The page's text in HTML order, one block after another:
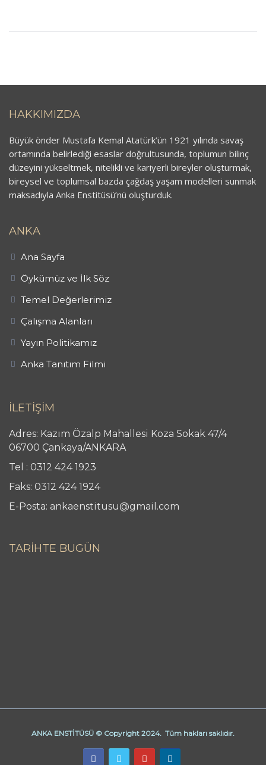
HAKKIMIZDA
Büyük önder Mustafa Kemal Atatürk’ün 1921 yılında savaş
ortamında belirlediği esaslar doğrultusunda, toplumun bilinç
düzeyini yükseltmek, nitelikli ve kariyerli bireyler oluşturmak,
bireysel ve toplumsal bazda çağdaş yaşam modelleri sunmak
maksadıyla Anka Enstitüsü’nü oluşturduk.
ANKA
Ana Sayfa
Öykümüz ve İlk Söz
Temel Değerlerimiz
Çalışma Alanları
Yayın Politikamız
Anka Tanıtım Filmi
İLETİŞİM
Adres: Kazım Özalp Mahallesi Koza Sokak 47/4
06700 Çankaya/ANKARA
Tel : 0312 424 1923
Faks: 0312 424 1924
E-Posta: ankaenstitusu@gmail.com
TARİHTE BUGÜN
ANKA ENSTİTÜSÜ © Copyright 2024. Tüm hakları saklıdır.